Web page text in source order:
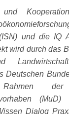
und
und die IQ
wird durch das
Deutschen
(MuD)
Dialog